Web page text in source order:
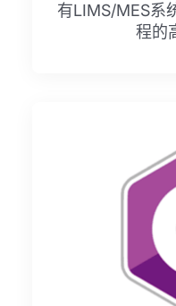
有LIMS/MES系
程的